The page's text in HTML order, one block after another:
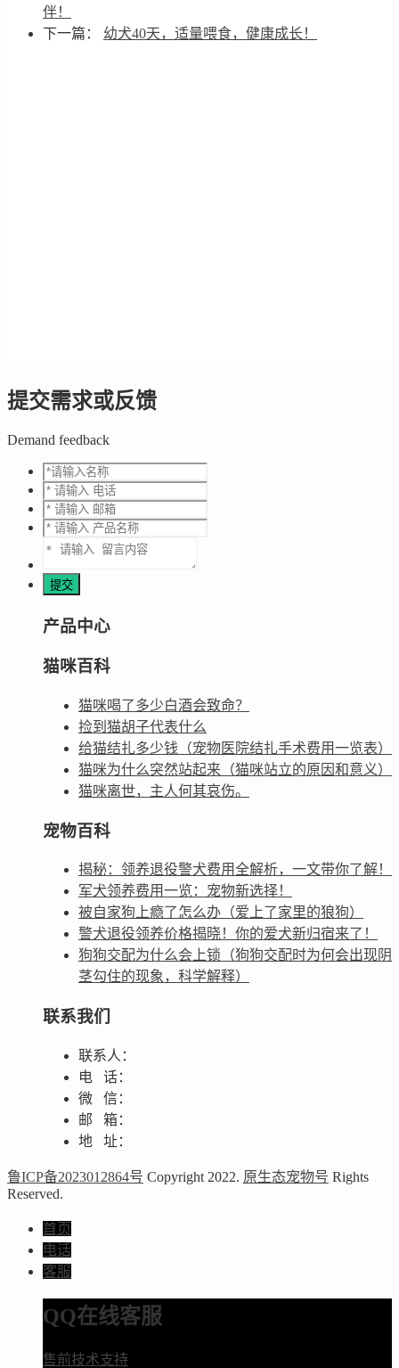
伴！
下一篇： 幼犬40天，适量喂食，健康成长！
提交需求或反馈
Demand feedback
产品中心
猫咪百科
猫咪喝了多少白酒会致命？
捡到猫胡子代表什么
给猫结扎多少钱（宠物医院结扎手术费用一览表）
猫咪为什么突然站起来（猫咪站立的原因和意义）
猫咪离世，主人何其哀伤。
宠物百科
揭秘：领养退役警犬费用全解析，一文带你了解！
军犬领养费用一览：宠物新选择！
被自家狗上瘾了怎么办（爱上了家里的狼狗）
警犬退役领养价格揭晓！你的爱犬新归宿来了！
狗狗交配为什么会上锁（狗狗交配时为何会出现阴
茎勾住的现象，科学解释）
联系我们
联系人：
电 话：
微 信：
邮 箱：
地 址：
鲁ICP备2023012864号 Copyright 2022. 原生态宠物号 Rights
Reserved.
首页
电话
客服
QQ在线客服
售前技术支持